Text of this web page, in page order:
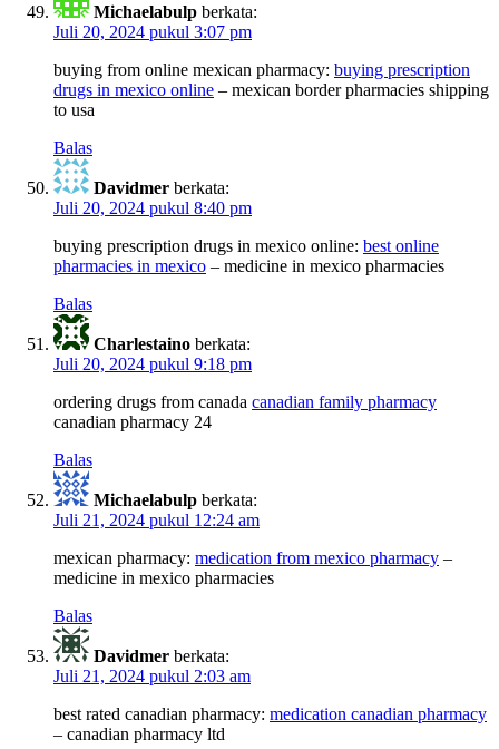
Michaelabulp berkata:
Juli 20, 2024 pukul 3:07 pm
buying from online mexican pharmacy: buying prescription
drugs in mexico online – mexican border pharmacies shipping
to usa
Balas
Davidmer berkata:
Juli 20, 2024 pukul 8:40 pm
buying prescription drugs in mexico online: best online
pharmacies in mexico – medicine in mexico pharmacies
Balas
Charlestaino berkata:
Juli 20, 2024 pukul 9:18 pm
ordering drugs from canada canadian family pharmacy
canadian pharmacy 24
Balas
Michaelabulp berkata:
Juli 21, 2024 pukul 12:24 am
mexican pharmacy: medication from mexico pharmacy –
medicine in mexico pharmacies
Balas
Davidmer berkata:
Juli 21, 2024 pukul 2:03 am
best rated canadian pharmacy: medication canadian pharmacy
– canadian pharmacy ltd